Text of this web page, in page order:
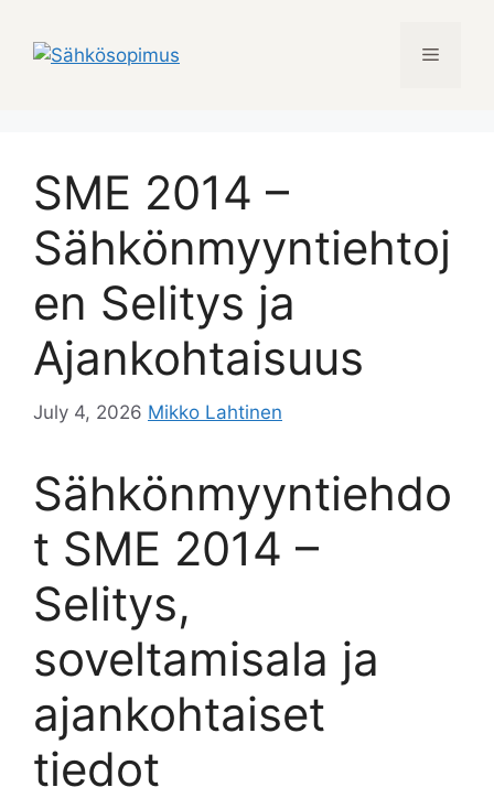
content
Menu
SME 2014 –
Sähkönmyyntiehtoj
en Selitys ja
Ajankohtaisuus
July 4, 2026 Mikko Lahtinen
Sähkönmyyntiehdo
t SME 2014 –
Selitys,
soveltamisala ja
ajankohtaiset
tiedot